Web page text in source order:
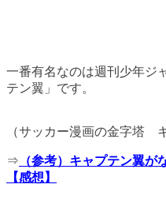
一番有名なのは週刊少年ジ
テン翼」です。
（サッカー漫画の金字塔
⇒ （参考）キャプテン翼が
【感想】